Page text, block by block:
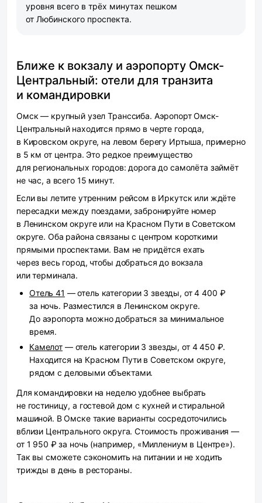
уровня всего в трёх минутах пешком
от Любинского проспекта.
Ближе к вокзалу и аэропорту Омск-
Центральный: отели для транзита
и командировки
Омск — крупный узел Транссиба. Аэропорт Омск-
Центральный находится прямо в черте города,
в Кировском округе, на левом берегу Иртыша, примерно
в 5 км от центра. Это редкое преимущество
для региональных городов: дорога до самолёта займёт
не час, а всего 15 минут.
Если вы летите утренним рейсом в Иркутск или ждёте
пересадки между поездами, забронируйте номер
в Ленинском округе или на Красном Пути в Советском
округе. Оба района связаны с центром короткими
прямыми проспектами. Вам не придётся ехать
через весь город, чтобы добраться до вокзала
или терминала.
Отель 41 — отель категории 3 звезды, от 4 400 ₽
за ночь. Разместился в Ленинском округе.
До аэропорта можно добраться за минимальное
время.
Камелот — отель категории 3 звезды, от 4 450 ₽.
Находится на Красном Пути в Советском округе,
рядом с деловыми объектами.
Для командировки на неделю удобнее выбрать
не гостиницу, а гостевой дом с кухней и стиральной
машиной. В Омске такие варианты сосредоточились
вблизи Центрального округа. Стоимость проживания —
от 1 950 ₽ за ночь (например, «Миллениум в Центре»).
Так вы сможете сэкономить на питании и не ходить
трижды в день в рестораны.